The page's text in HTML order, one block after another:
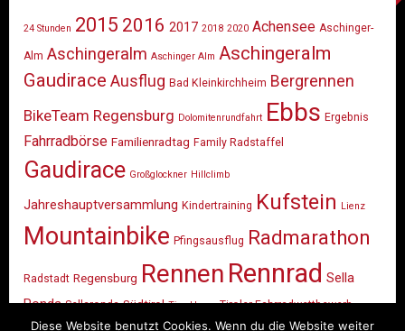
24 Stunden 2015 2016 2017 2018 2020 Achensee Aschinger-
Alm Aschingeralm Aschinger Alm Aschingeralm
Gaudirace Ausflug Bad Kleinkirchheim Bergrennen
BikeTeam Regensburg Dolomitenrundfahrt Ebbs Ergebnis
Fahrradbörse Familienradtag Family Radstaffel
Gaudirace Großglockner Hillclimb
Jahreshauptversammlung Kindertraining Kufstein Lienz
Mountainbike Pfingsausflug Radmarathon
Radstadt Regensburg Rennen Rennrad Sella
Ronda Sellaronda Südtirol Tiny Heros Tiroler Fahrradwettbewerb
Diese Website benutzt Cookies. Wenn du die Website weiter